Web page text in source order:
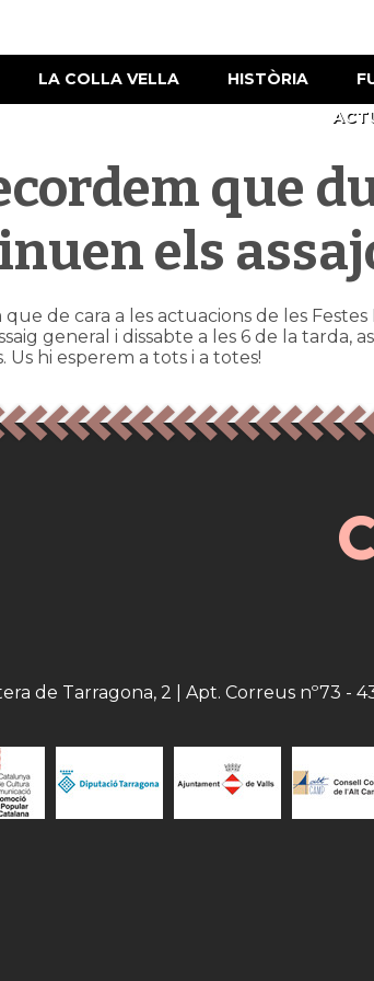
LA COLLA VELLA HISTÒRIA
que
els
de cara a les actuacions de les
general i dissabte a les 6 de la
Us hi esperem a tots i a totes!
de Tarragona, 2 | Apt. Correus nº73 -